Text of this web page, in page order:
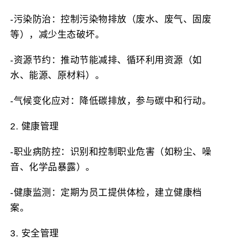
-污染防治：控制污染物排放（废水、废气、固废
等），减少生态破坏。
-资源节约：推动节能减排、循环利用资源（如
水、能源、原材料）。
-气候变化应对：降低碳排放，参与碳中和行动。
2. 健康管理
-职业病防控：识别和控制职业危害（如粉尘、噪
音、化学品暴露）。
-健康监测：定期为员工提供体检，建立健康档
案。
3. 安全管理